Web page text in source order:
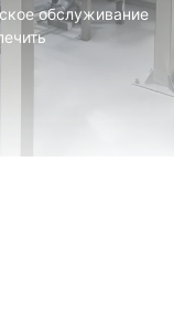
обслуживание